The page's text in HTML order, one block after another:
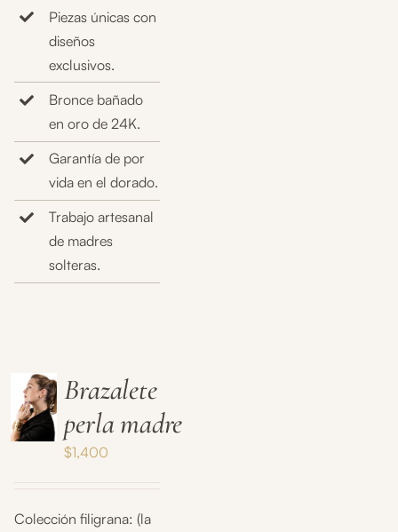
Piezas únicas con
diseños
exclusivos.
Bronce bañado
en oro de 24K.
Garantía de por
vida en el dorado.
Trabajo artesanal
de madres
solteras.
Brazalete
perla madre
$1,400
Colección filigrana: (la